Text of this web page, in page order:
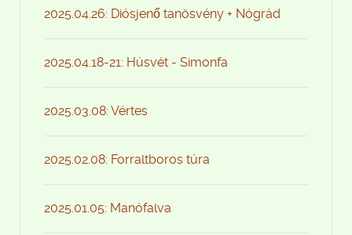
2025.04.26: Diósjenő tanösvény + Nógrád
2025.04.18-21: Húsvét - Simonfa
2025.03.08: Vértes
2025.02.08: Forraltboros túra
2025.01.05: Manófalva